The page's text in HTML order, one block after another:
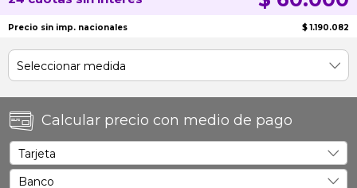
Precio sin imp. nacionales $ 1.190.082
Calcular precio con medio de pago